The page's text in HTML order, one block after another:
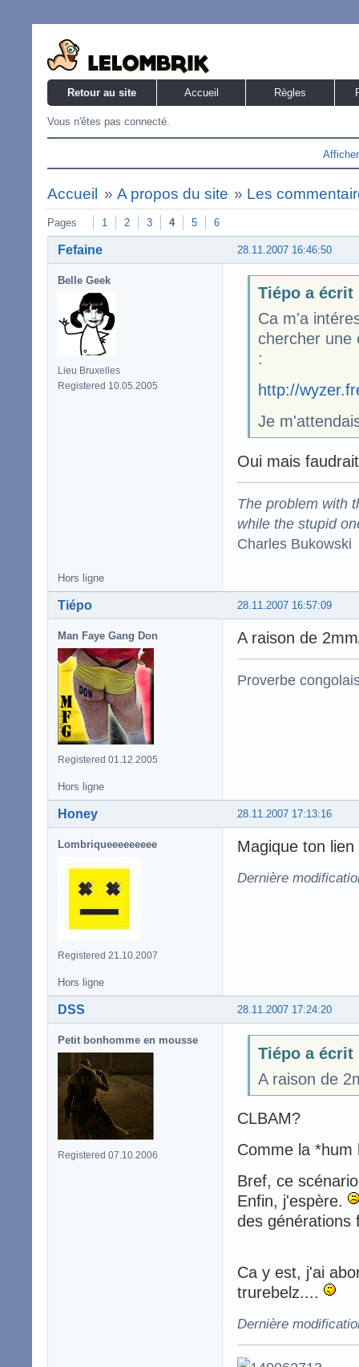
Retour au site Accueil Règles
Vous n'êtes pas connecté.
Accueil » A propos du site » Les
Pages 1 2 3 4 5 6
28.11.2007 16:46:50
Fefaine
Belle Geek
Lieu Bruxelles
Registered 10.05.2005
Tiépo a écrit
Ca m'a
chercher une
:
http://
Je
Oui mais
The problem with
while the stupid
Charles Bukowski
Hors ligne
28.11.2007 16:57:09
Tiépo
Man Faye Gang Don
Registered 01.12.2005
A raison de
Proverbe
Hors ligne
28.11.2007 17:13:16
Honey
Lombriqueeeeeeeee
Registered 21.10.2007
Magique ton
Dernière
Hors ligne
28.11.2007 17:24:20
DSS
Petit bonhomme en mousse
Registered 07.10.2006
Tiépo a écrit
A raison de
CLBAM?
Comme la
Bref, ce
Enfin, j'espère.
des générations
Ca y est, j'ai
trurebelz....
Dernière